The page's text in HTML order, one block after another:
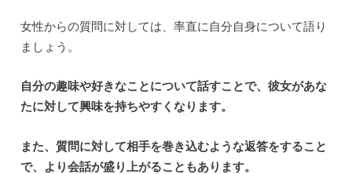
女性からの質問に対しては、率直に自分自身について語り
ましょう。
自分の趣味や好きなことについて話すことで、彼女があな
たに対して興味を持ちやすくなります。
また、質問に対して相手を巻き込むような返答をすること
で、より会話が盛り上がることもあります。